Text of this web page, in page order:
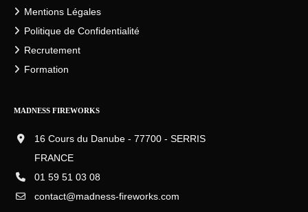
Mentions Légales
Politique de Confidentialité
Recrutement
Formation
MADNESS FIREWORKS
16 Cours du Danube - 77700 - SERRIS
FRANCE
01 59 51 03 08
contact@madness-fireworks.com